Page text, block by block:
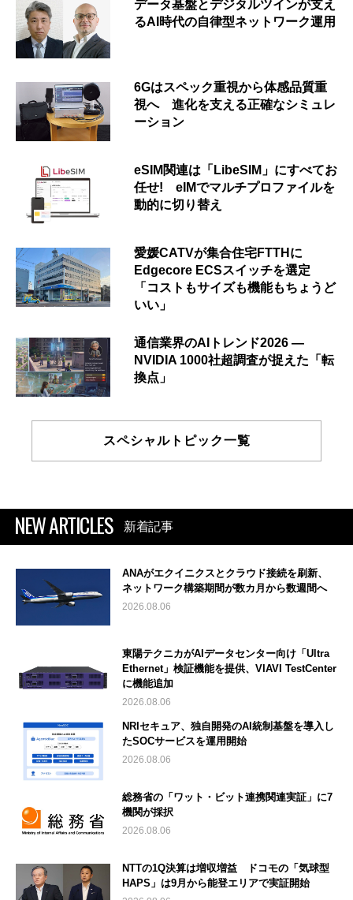
データ基盤とデジタルツインが支え
るAI時代の自律型ネットワーク運用
6Gはスペック重視から体感品質重
視へ 進化を支える正確なシミュレ
ーション
eSIM関連は「LibeSIM」にすべてお
任せ! eIMでマルチプロファイルを
動的に切り替え
愛媛CATVが集合住宅FTTHに
Edgecore ECSスイッチを選定
「コストもサイズも機能もちょうど
いい」
通信業界のAIトレンド2026 ―
NVIDIA 1000社超調査が捉えた「転
換点」
スペシャルトピック一覧
NEW ARTICLES 新着記事
ANAがエクイニクスとクラウド接続を刷新、
ネットワーク構築期間が数カ月から数週間へ
2026.08.06
東陽テクニカがAIデータセンター向け「Ultra
Ethernet」検証機能を提供、VIAVI TestCenter
に機能追加
2026.08.06
NRIセキュア、独自開発のAI統制基盤を導入し
たSOCサービスを運用開始
2026.08.06
総務省の「ワット・ビット連携関連実証」に7
機関が採択
2026.08.06
NTTの1Q決算は増収増益 ドコモの「気球型
HAPS」は9月から能登エリアで実証開始